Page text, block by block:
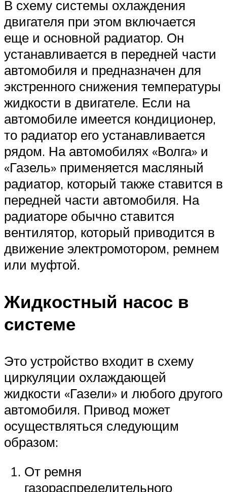
В схему системы охлаждения
двигателя при этом включается
еще и основной радиатор. Он
устанавливается в передней части
автомобиля и предназначен для
экстренного снижения температуры
жидкости в двигателе. Если на
автомобиле имеется кондиционер,
то радиатор его устанавливается
рядом. На автомобилях «Волга» и
«Газель» применяется масляный
радиатор, который также ставится в
передней части автомобиля. На
радиаторе обычно ставится
вентилятор, который приводится в
движение электромотором, ремнем
или муфтой.
Жидкостный насос в
системе
Это устройство входит в схему
циркуляции охлаждающей
жидкости «Газели» и любого другого
автомобиля. Привод может
осуществляться следующим
образом:
От ремня
газораспределительного